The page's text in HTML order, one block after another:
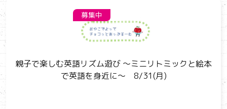
募集中
親子で楽しむ英語リズム遊び ～ミニリトミックと絵本
で英語を身近に～ 8/31(月)